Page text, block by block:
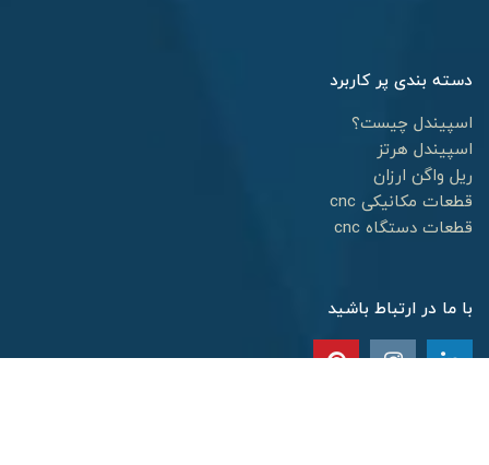
دسته بندی پر کاربرد
اسپیندل چیست؟
اسپیندل هرتز
ریل واگن ارزان
قطعات مکانیکی cnc
قطعات دستگاه cnc
با ما در ارتباط باشید